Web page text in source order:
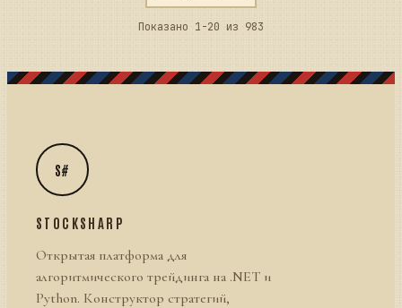
Показано 1-20 из 983
S#
STOCKSHARP
Открытая платформа для
алгоритмического трейдинга на .NET и
Python. Конструктор стратегий,